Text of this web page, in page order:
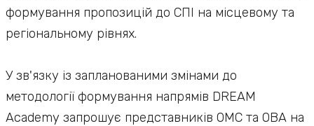
формування пропозицій до СПІ на місцевому та
регіональному рівнях.
У зв'язку із запланованими змінами до
методології формування напрямів DREAM
Academy запрошує представників ОМС та ОВА на